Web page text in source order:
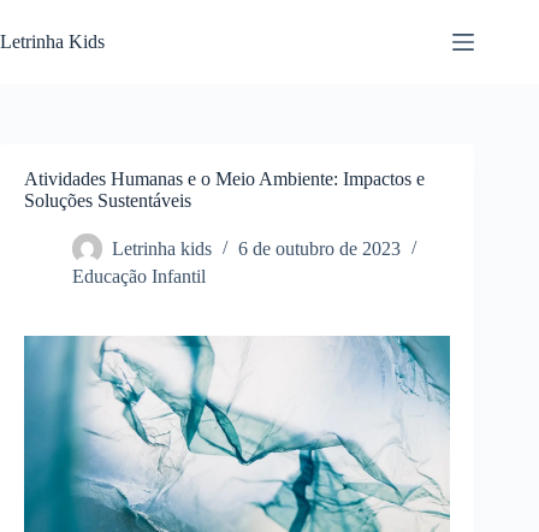
Letrinha Kids
Atividades Humanas e o Meio Ambiente: Impactos e
Soluções Sustentáveis
Letrinha kids
6 de outubro de 2023
Educação Infantil